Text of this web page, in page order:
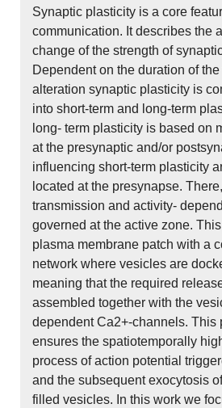
Synaptic plasticity is a core
communication. It describes the
change of the strength of
Dependent on the duration of
alteration synaptic plasticity is
into short-term and long-term
long- term plasticity is based on
at the presynaptic and/or
influencing short-term plasticity
located at the presynapse.
transmission and activity-
governed at the active zone.
plasma membrane patch with a
network where vesicles are
meaning that the required
assembled together with the
dependent Ca2+-channels. This
ensures the spatiotemporally
process of action potential
and the subsequent exocytosis
filled vesicles. In this work we